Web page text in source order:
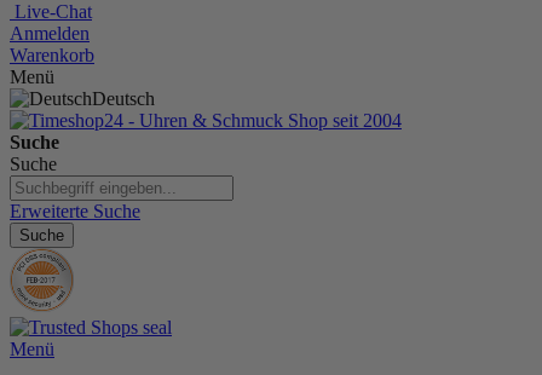
Live-Chat
Anmelden
Warenkorb
Menü
Deutsch
Suche
Suche
Erweiterte Suche
Suche
Menü